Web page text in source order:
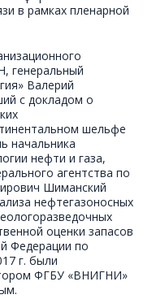
в рамках пленарной
генеральный
Валерий
с докладом о
шельфе
начальника
нефти и газа,
агентства по
Шиманский
нефтегазоносных
оценки запасов
Федерации по
г. были
ФГБУ «ВНИГНИ»